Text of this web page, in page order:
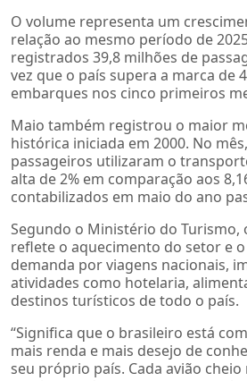
O volume representa um
relação ao mesmo período de
registrados 39,8 milhões de
vez que o país supera a marca de
embarques nos cinco primeiros
Maio também registrou o maior
histórica iniciada em 2000. No
passageiros utilizaram o
alta de 2% em comparação aos
contabilizados em maio do ano
Segundo o Ministério do Turismo,
reflete o aquecimento do setor e
demanda por viagens nacionais,
atividades como hotelaria,
destinos turísticos de todo o país.
“Significa que o brasileiro está
mais renda e mais desejo de
seu próprio país. Cada avião